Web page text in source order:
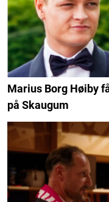
Marius Borg Høiby
på Skaugum